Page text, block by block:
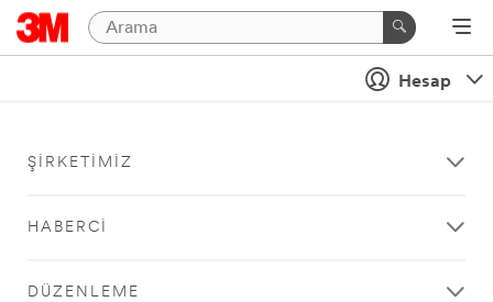
Hesap
ŞIRKETIMIZ
HABERCI
DÜZENLEME